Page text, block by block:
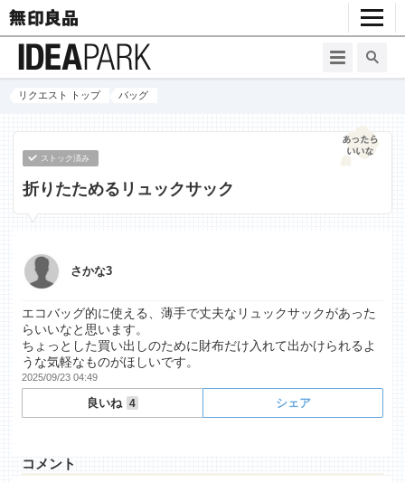
リクエスト トップ バッグ
ストック済み
折りたためるリュックサック
さかな3
エコバッグ的に使える、薄手で丈夫なリュックサックがあった
らいいなと思います。
ちょっとした買い出しのために財布だけ入れて出かけられるよ
うな気軽なものがほしいです。
2025/09/23 04:49
良いね 4 シェア
コメント